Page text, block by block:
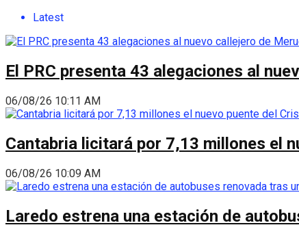
Latest
El PRC presenta 43 alegaciones al
06/08/26 10:11 AM
Cantabria licitará por 7,13 millones el
06/08/26 10:09 AM
Laredo estrena una estación de